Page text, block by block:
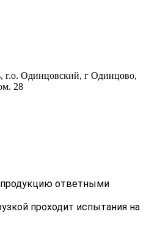
г.о. Одинцовский, г Одинцово,
28
ответными
проходит испытания на